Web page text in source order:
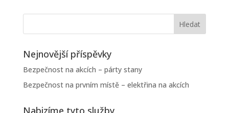
Nejnovější příspěvky
Bezpečnost na akcích – párty stany
Bezpečnost na prvním místě – elektřina na akcích
Nabizíme tyto služby